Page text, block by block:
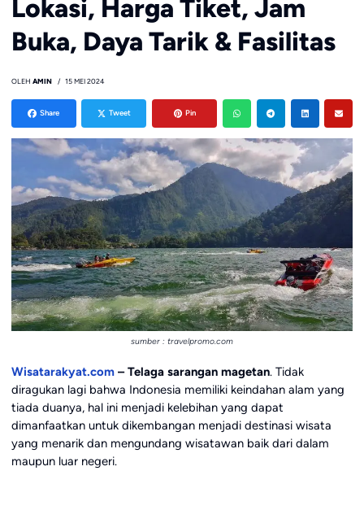
Lokasi, Harga Tiket, Jam
Buka, Daya Tarik & Fasilitas
OLEH AMIN 15 MEI 2024
Share Tweet Pin
sumber : travelpromo.com
Wisatarakyat.com– Telaga sarangan magetan. Tidak
diragukan lagi bahwa Indonesia memiliki keindahan alam yang
tiada duanya, hal ini menjadi kelebihan yang dapat
dimanfaatkan untuk dikembangan menjadi destinasi wisata
yang menarik dan mengundang wisatawan baik dari dalam
maupun luar negeri.